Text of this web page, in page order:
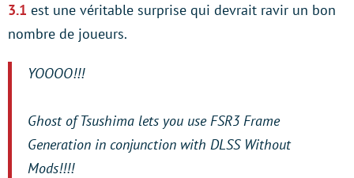
3.1 est une véritable surprise qui devrait ravir un bon
nombre de joueurs.
YOOOO!!!
Ghost of Tsushima lets you use FSR3 Frame
Generation in conjunction with DLSS Without
Mods!!!!